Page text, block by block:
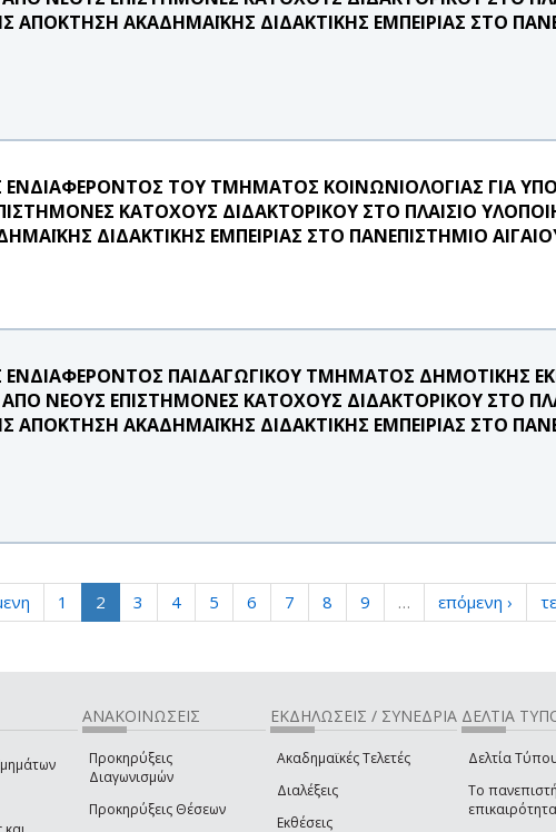
ΑΠΟΚΤΗΣΗ ΑΚΑΔΗΜΑΪΚΗΣ ΔΙΔΑΚΤΙΚΗΣ ΕΜΠΕΙΡΙΑΣ ΣΤΟ
ΤΟΥ ΤΜΗΜΑΤΟΣ ΚΟΙΝΩΝΙΟΛΟΓΙΑΣ ΓΙΑ
ΚΑΤΟΧΟΥΣ ΔΙΔΑΚΤΟΡΙΚΟΥ ΣΤΟ ΠΛΑΙΣΙΟ
ΔΙΔΑΚΤΙΚΗΣ ΕΜΠΕΙΡΙΑΣ ΣΤΟ ΠΑΝΕΠΙΣΤΗΜΙΟ
ΠΑΙΔΑΓΩΓΙΚΟΥ ΤΜΗΜΑΤΟΣ ΔΗΜΟΤΙΚΗΣ
ΝΕΟΥΣ ΕΠΙΣΤΗΜΟΝΕΣ ΚΑΤΟΧΟΥΣ ΔΙΔΑΚΤΟΡΙΚΟΥ ΣΤΟ
ΑΠΟΚΤΗΣΗ ΑΚΑΔΗΜΑΪΚΗΣ ΔΙΔΑΚΤΙΚΗΣ ΕΜΠΕΙΡΙΑΣ ΣΤΟ
1 2 3 4 5 6 7 8 9 … επόμενη ›
ΑΝΑΚΟΙΝΩΣΕΙΣ
Προκηρύξεις
Διαγωνισμών
Προκηρύξεις Θέσεων
ΕΚΔΗΛΩΣΕΙΣ / ΣΥΝΕΔΡΙΑ
Ακαδημαϊκές Τελετές
Διαλέξεις
Εκθέσεις
ΔΕΛΤΙΑ
Δελτία
Το
επικαιρότητα